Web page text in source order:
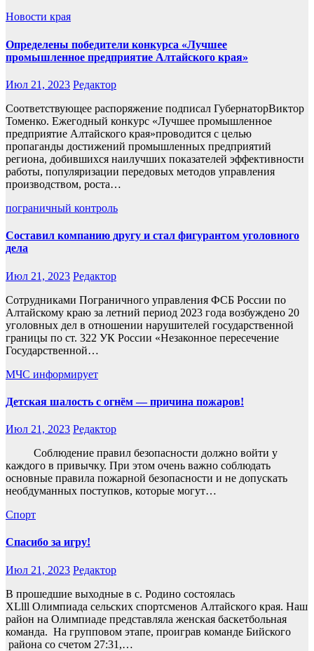
Новости края
Определены победители конкурса «Лучшее
промышленное предприятие Алтайского края»
Июл 21, 2023 Редактор
Соответствующее распоряжение подписал ГубернаторВиктор
Томенко. Ежегодный конкурс «Лучшее промышленное
предприятие Алтайского края»проводится с целью
пропаганды достижений промышленных предприятий
региона, добившихся наилучших показателей эффективности
работы, популяризации передовых методов управления
производством, роста…
пограничный контроль
Составил компанию другу и стал фигурантом уголовного
дела
Июл 21, 2023 Редактор
Сотрудниками Пограничного управления ФСБ России по
Алтайскому краю за летний период 2023 года возбуждено 20
уголовных дел в отношении нарушителей государственной
границы по ст. 322 УК России «Незаконное пересечение
Государственной…
МЧС информирует
Детская шалость с огнём — причина пожаров!
Июл 21, 2023 Редактор
Соблюдение правил безопасности должно войти у
каждого в привычку. При этом очень важно соблюдать
основные правила пожарной безопасности и не допускать
необдуманных поступков, которые могут…
Спорт
Спасибо за игру!
Июл 21, 2023 Редактор
В прошедшие выходные в с. Родино состоялась
XLlll Олимпиада сельских спортсменов Алтайского края. Наш
район на Олимпиаде представляла женская баскетбольная
команда. На групповом этапе, проиграв команде Бийского
района со счетом 27:31,…